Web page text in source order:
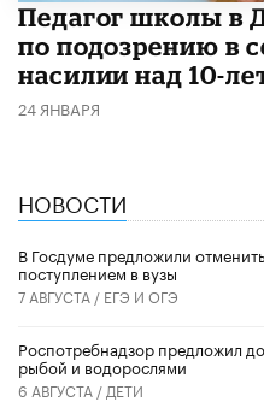
Педагог школы в
по подозрению в
насилии над 10-
24 ЯНВАРЯ
НОВОСТИ
В Госдуме предложили
поступлением в вузы
7 АВГУСТА / ЕГЭ И ОГЭ
Роспотребнадзор предложил
рыбой и водорослями
6 АВГУСТА / ДЕТИ